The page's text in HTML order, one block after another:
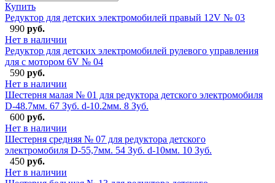
Купить
Редуктор для детских электромобилей правый 12V № 03
990 руб.
Нет в наличии
Редуктор для детских электромобилей рулевого управления
для с мотором 6V № 04
590 руб.
Нет в наличии
Шестерня малая № 01 для редуктора детского электромобиля
D-48.7мм. 67 Зуб. d-10.2мм. 8 Зуб.
600 руб.
Нет в наличии
Шестерня средняя № 07 для редуктора детского
электромобиля D-55,7мм. 54 Зуб. d-10мм. 10 Зуб.
450 руб.
Нет в наличии